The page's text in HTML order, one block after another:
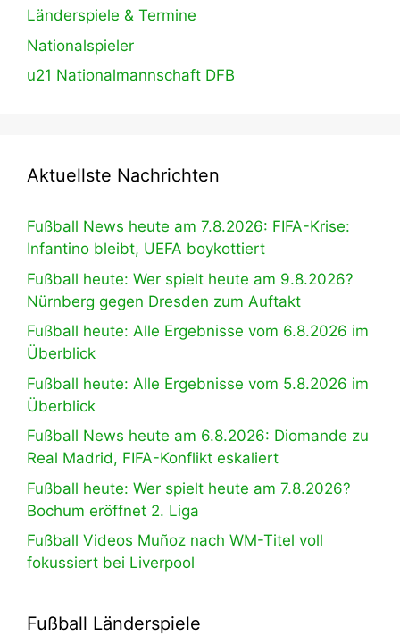
Länderspiele & Termine
Nationalspieler
u21 Nationalmannschaft DFB
Aktuellste Nachrichten
Fußball News heute am 7.8.2026: FIFA-Krise:
Infantino bleibt, UEFA boykottiert
Fußball heute: Wer spielt heute am 9.8.2026?
Nürnberg gegen Dresden zum Auftakt
Fußball heute: Alle Ergebnisse vom 6.8.2026 im
Überblick
Fußball heute: Alle Ergebnisse vom 5.8.2026 im
Überblick
Fußball News heute am 6.8.2026: Diomande zu
Real Madrid, FIFA-Konflikt eskaliert
Fußball heute: Wer spielt heute am 7.8.2026?
Bochum eröffnet 2. Liga
Fußball Videos Muñoz nach WM-Titel voll
fokussiert bei Liverpool
Fußball Länderspiele